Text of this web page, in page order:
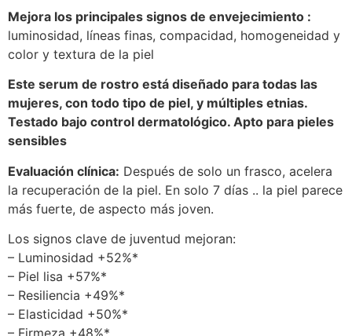
Mejora los principales signos de envejecimiento :
luminosidad, líneas finas, compacidad, homogeneidad y
color y textura de la piel
Este serum de rostro está diseñado para todas las
mujeres, con todo tipo de piel, y múltiples etnias.
Testado bajo control dermatológico. Apto para pieles
sensibles
Evaluación clínica: Después de solo un frasco, acelera
la recuperación de la piel. En solo 7 días .. la piel parece
más fuerte, de aspecto más joven.
Los signos clave de juventud mejoran:
– Luminosidad +52%*
– Piel lisa +57%*
– Resiliencia +49%*
– Elasticidad +50%*